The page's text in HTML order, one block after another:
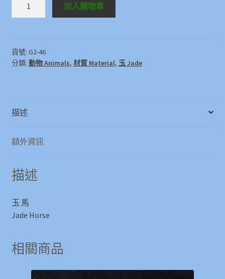
數
量
加入購物車
貨號: G2-46
分類: 動物 Animals, 材質 Material, 玉 Jade
描述
額外資訊
描述
玉 馬
Jade Horse
相關商品